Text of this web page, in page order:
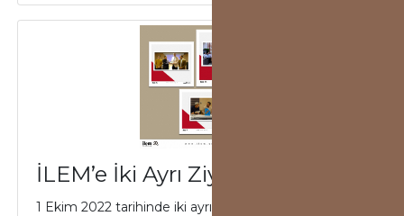
İLEM’e İki Ayrı Ziyaret
1 Ekim 2022 tarihinde iki ayrı kurumdan gelen